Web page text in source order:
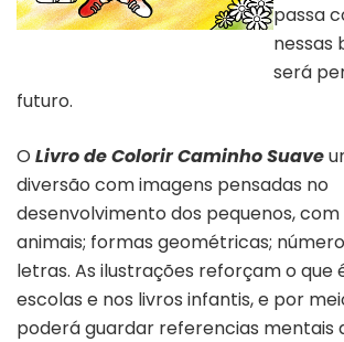
passa
nessas
será
futuro.
O Livro de Colorir Caminho Suave
diversão com imagens pensadas no
desenvolvimento dos pequenos,
animais; formas geométricas;
letras. As ilustrações reforçam o que
escolas e nos livros infantis, e por
poderá guardar referencias mentais